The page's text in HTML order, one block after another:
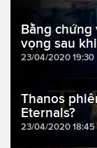
Bằng
vọng sau
23/04/2020 19:30
Thanos
Eternals?
23/04/2020 18:45